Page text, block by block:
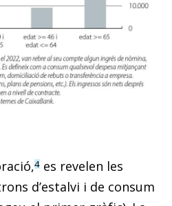
4 es revelen les
d’estalvi i de consum